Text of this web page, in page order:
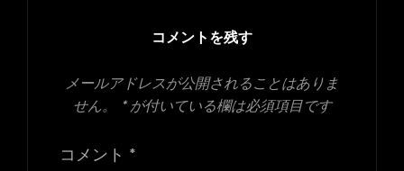
コメントを残す
メールアドレスが公開されることはありま
せん。
*が付いている欄は必須項目です
コメント *